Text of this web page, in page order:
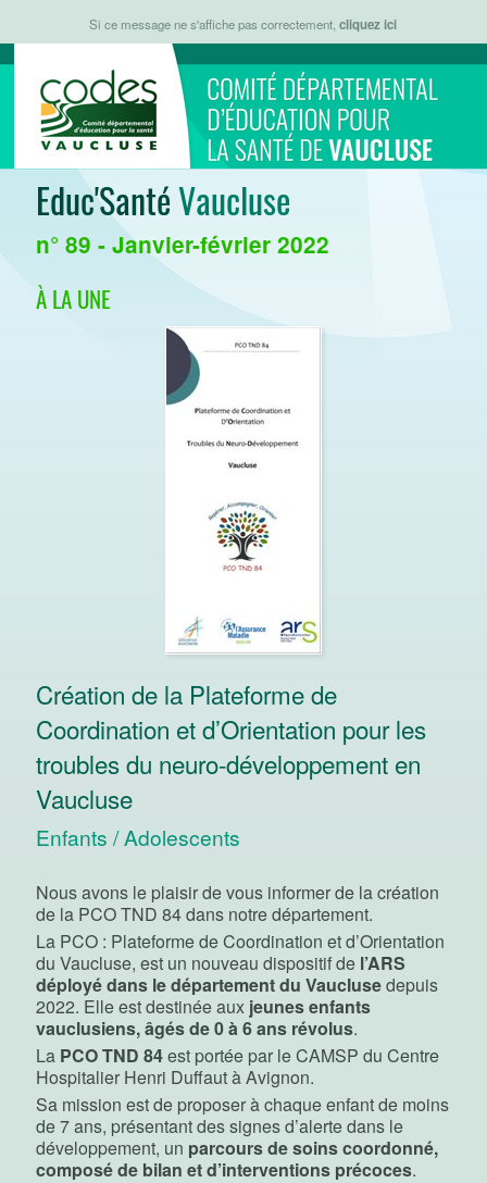
Si ce message ne s'affiche pas correctement,cliquez ici
Educ'SantéVaucluse
n° 89 - Janvier-février 2022
À LA UNE
Création de la Plateforme de
Coordination et d’Orientation pour les
troubles du neuro-développement en
Vaucluse
Enfants / Adolescents
Nous avons le plaisir de vous informer de la création
de la PCO TND 84 dans notre département.
La PCO : Plateforme de Coordination et d’Orientation
du Vaucluse, est un nouveau dispositif de l’ARS
déployé dans le département du Vauclusedepuis
2022. Elle est destinée aux jeunes enfants
vauclusiens, âgés de 0 à 6 ans révolus.
La PCO TND 84est portée par le CAMSP du Centre
Hospitalier Henri Duffaut à Avignon.
Sa mission est de proposer à chaque enfant de moins
de 7 ans, présentant des signes d’alerte dans le
développement, un parcours de soins coordonné,
composé de bilan et d’interventions précoces.